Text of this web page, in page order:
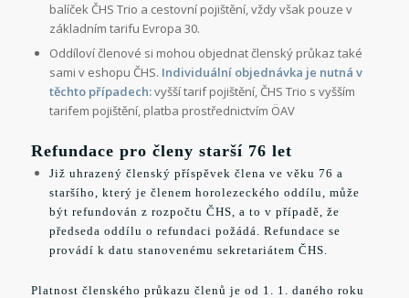
balíček ČHS Trio a cestovní pojištění, vždy však pouze v
základním tarifu Evropa 30.
Oddíloví členové si mohou objednat členský průkaz také
sami v eshopu ČHS. Individuální objednávka je nutná v
těchto případech:vyšší tarif pojištění, ČHS Trio s vyšším
tarifem pojištění, platba prostřednictvím ÖAV
Refundace pro členy starší 76 let
Již uhrazený členský příspěvek člena ve věku 76 a
staršího, který je členem horolezeckého oddílu, může
být refundován z rozpočtu ČHS, a to v případě, že
předseda oddílu o refundaci požádá. Refundace se
provádí k datu stanovenému sekretariátem ČHS.
Platnost členského průkazu členů je od 1. 1. daného roku